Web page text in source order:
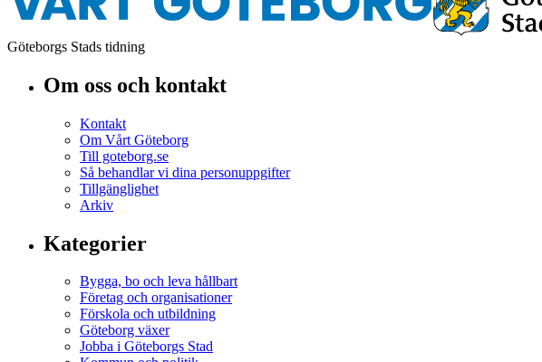
Göteborgs Stads tidning
Om oss och kontakt
Kontakt
Om Vårt Göteborg
Till goteborg.se
Så behandlar vi dina personuppgifter
Tillgänglighet
Arkiv
Kategorier
Bygga, bo och leva hållbart
Företag och organisationer
Förskola och utbildning
Göteborg växer
Jobba i Göteborgs Stad